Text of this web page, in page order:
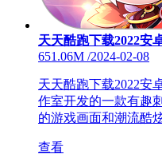
天天酷跑下载2022安
651.06M /2024-02-08
天天酷跑下载2022安
作室开发的一款有趣
的游戏画面和潮流酷
查看